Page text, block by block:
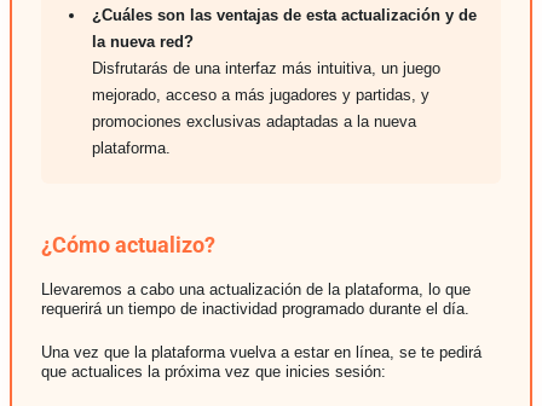
¿Cuáles son las ventajas de esta actualización y de
la nueva red?
Disfrutarás de una interfaz más intuitiva, un juego
mejorado, acceso a más jugadores y partidas, y
promociones exclusivas adaptadas a la nueva
plataforma.
¿Cómo actualizo?
Llevaremos a cabo una actualización de la plataforma, lo que
requerirá un tiempo de inactividad programado durante el día.
Una vez que la plataforma vuelva a estar en línea, se te pedirá
que actualices la próxima vez que inicies sesión: